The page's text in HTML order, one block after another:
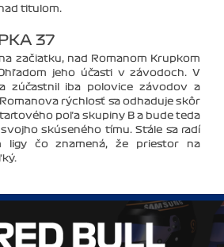
titulom.
37
začiatku, nad Romanom Krupkom
jeho účasti v závodoch. V
zúčastnil iba polovice závodov a
rýchlosť sa odhaduje skôr
poľa skupiny B a bude teda
skúseného tímu. Stále sa radí
ligy čo znamená, že priestor na